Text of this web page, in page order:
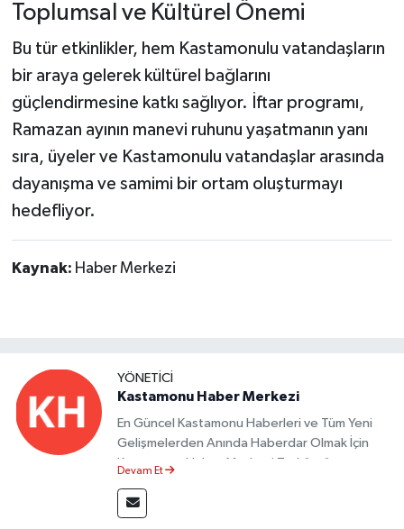
Toplumsal ve Kültürel Önemi
Bu tür etkinlikler, hem Kastamonulu vatandaşların
bir araya gelerek kültürel bağlarını
güçlendirmesine katkı sağlıyor. İftar programı,
Ramazan ayının manevi ruhunu yaşatmanın yanı
sıra, üyeler ve Kastamonulu vatandaşlar arasında
dayanışma ve samimi bir ortam oluşturmayı
hedefliyor.
Kaynak: Haber Merkezi
YÖNETICI
Kastamonu Haber Merkezi
En Güncel Kastamonu Haberleri ve Tüm Yeni
Gelişmelerden Anında Haberdar Olmak İçin
Kastamonu Haber Merkezi Taşköprü
Devam Et